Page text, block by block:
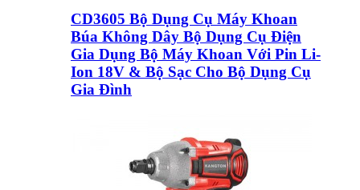
CD3605 Bộ Dụng Cụ Máy Khoan
Búa Không Dây Bộ Dụng Cụ Điện
Gia Dụng Bộ Máy Khoan Với Pin Li-
Ion 18V & Bộ Sạc Cho Bộ Dụng Cụ
Gia Đình